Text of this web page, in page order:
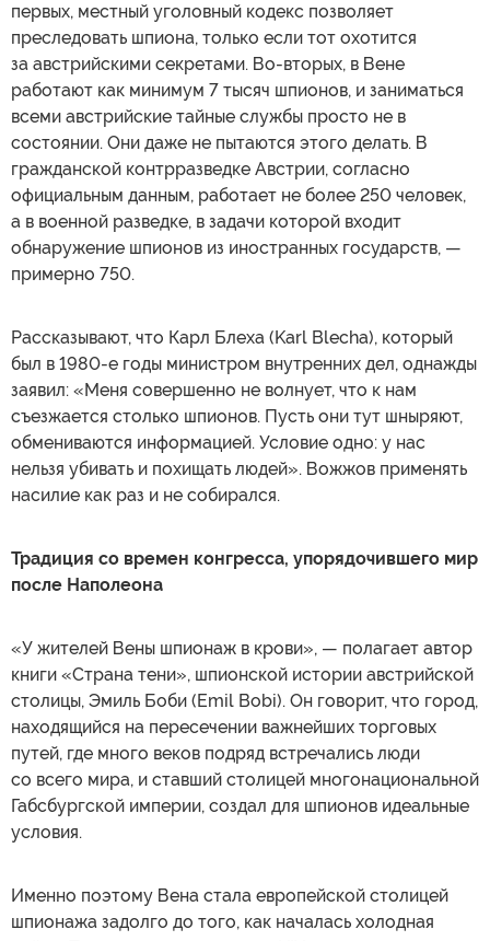
первых, местный уголовный кодекс позволяет
преследовать шпиона, только если тот охотится
за австрийскими секретами. Во-вторых, в Вене
работают как минимум 7 тысяч шпионов, и заниматься
всеми австрийские тайные службы просто не в
состоянии. Они даже не пытаются этого делать. В
гражданской контрразведке Австрии, согласно
официальным данным, работает не более 250 человек,
а в военной разведке, в задачи которой входит
обнаружение шпионов из иностранных государств, —
примерно 750.
Рассказывают, что Карл Блеха (Karl Blecha), который
был в 1980-е годы министром внутренних дел, однажды
заявил: «Меня совершенно не волнует, что к нам
съезжается столько шпионов. Пусть они тут шныряют,
обмениваются информацией. Условие одно: у нас
нельзя убивать и похищать людей». Вожжов применять
насилие как раз и не собирался.
Традиция со времен конгресса, упорядочившего мир
после Наполеона
«У жителей Вены шпионаж в крови», — полагает автор
книги «Страна тени», шпионской истории австрийской
столицы, Эмиль Боби (Emil Bobi). Он говорит, что город,
находящийся на пересечении важнейших торговых
путей, где много веков подряд встречались люди
со всего мира, и ставший столицей многонациональной
Габсбургской империи, создал для шпионов идеальные
условия.
Именно поэтому Вена стала европейской столицей
шпионажа задолго до того, как началась холодная